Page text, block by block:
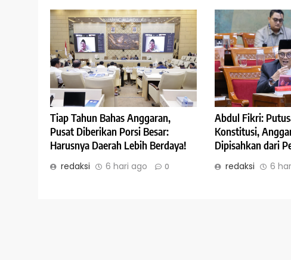
Tiap Tahun Bahas Anggaran,
Pusat Diberikan Porsi Besar:
Harusnya Daerah Lebih Berdaya!
redaksi 6 hari ago 0
Abdul Fikri:
Konstitusi,
Dipisahkan dari
redaksi 6